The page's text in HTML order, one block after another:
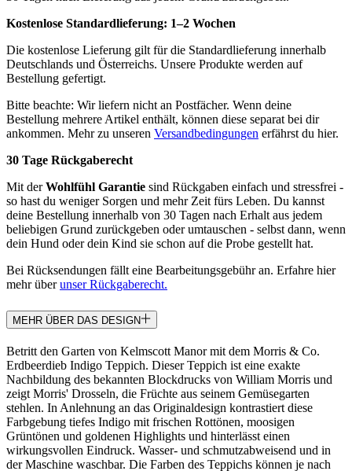
Kostenlose Standardlieferung: 1–2 Wochen
Die kostenlose Lieferung gilt für die Standardlieferung innerhalb
Deutschlands und Österreichs. Unsere Produkte werden auf
Bestellung gefertigt.
Bitte beachte: Wir liefern nicht an Postfächer. Wenn deine
Bestellung mehrere Artikel enthält, können diese separat bei dir
ankommen. Mehr zu unseren Versandbedingungen erfährst du hier.
30 Tage Rückgaberecht
Mit derWohlfühl Garantie sind Rückgaben einfach und stressfrei -
so hast du weniger Sorgen und mehr Zeit fürs Leben. Du kannst
deine Bestellung innerhalb von 30 Tagen nach Erhalt aus jedem
beliebigen Grund zurückgeben oder umtauschen - selbst dann, wenn
dein Hund oder dein Kind sie schon auf die Probe gestellt hat.
Bei Rücksendungen fällt eine Bearbeitungsgebühr an. Erfahre hier
mehr überunser Rückgaberecht.
MEHR ÜBER DAS DESIGN
Betritt den Garten von Kelmscott Manor mit dem Morris & Co.
Erdbeerdieb Indigo Teppich. Dieser Teppich ist eine exakte
Nachbildung des bekannten Blockdrucks von William Morris und
zeigt Morris' Drosseln, die Früchte aus seinem Gemüsegarten
stehlen. In Anlehnung an das Originaldesign kontrastiert diese
Farbgebung tiefes Indigo mit frischen Rottönen, moosigen
Grüntönen und goldenen Highlights und hinterlässt einen
wirkungsvollen Eindruck. Wasser- und schmutzabweisend und in
der Maschine waschbar. Die Farben des Teppichs können je nach